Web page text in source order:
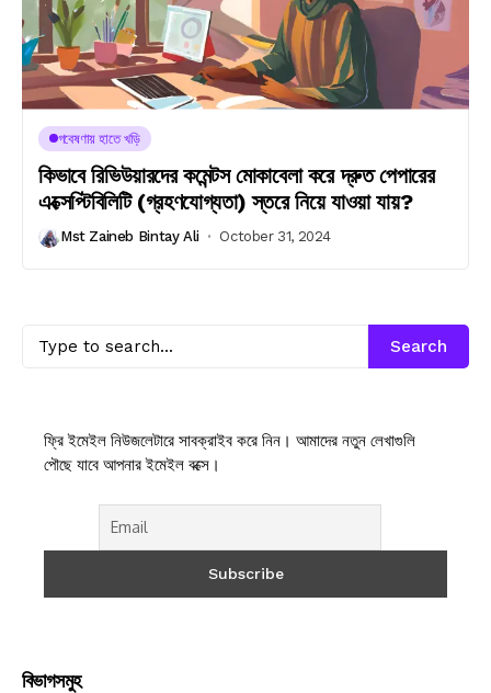
গবেষণায় হাতে খড়ি
কিভাবে রিভিউয়ারদের কমেন্টস মোকাবেলা করে দ্রুত পেপারের
এক্সেপ্টিবিলিটি (গ্রহণযোগ্যতা) স্তরে নিয়ে যাওয়া যায়?
Mst Zaineb Bintay Ali October 31, 2024
Search
ফ্রি ইমেইল নিউজলেটারে সাবক্রাইব করে নিন। আমাদের নতুন লেখাগুলি
পৌছে যাবে আপনার ইমেইল বক্সে।
বিভাগসমুহ